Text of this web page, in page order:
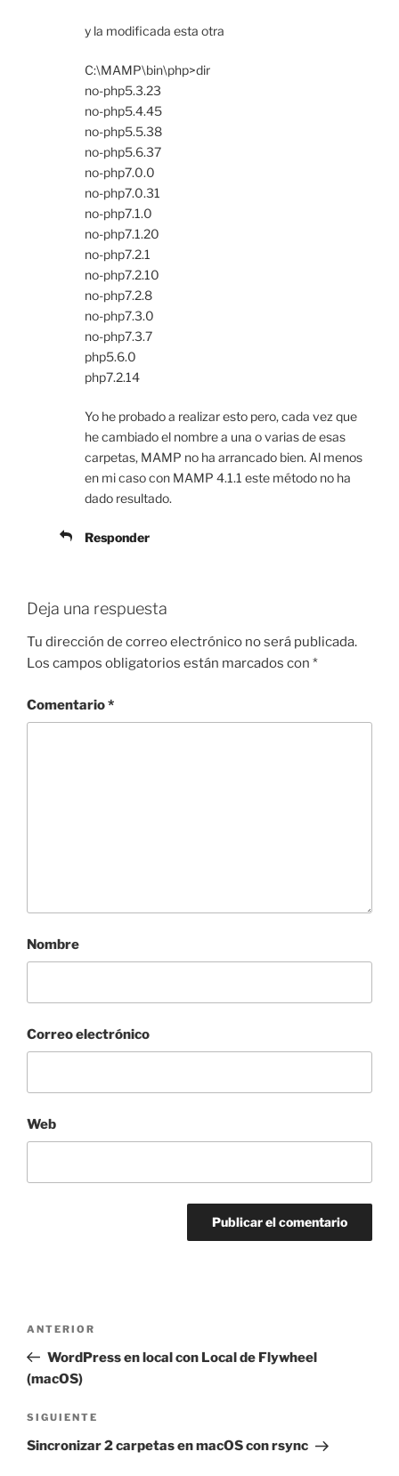
y la modificada esta otra
C:\MAMP\bin\php>dir
no-php5.3.23
no-php5.4.45
no-php5.5.38
no-php5.6.37
no-php7.0.0
no-php7.0.31
no-php7.1.0
no-php7.1.20
no-php7.2.1
no-php7.2.10
no-php7.2.8
no-php7.3.0
no-php7.3.7
php5.6.0
php7.2.14
Yo he probado a realizar esto pero, cada vez que
he cambiado el nombre a una o varias de esas
carpetas, MAMP no ha arrancado bien. Al menos
en mi caso con MAMP 4.1.1 este método no ha
dado resultado.
Responder
Deja una respuesta
Tu dirección de correo electrónico no será publicada.
Los campos obligatorios están marcados con *
Comentario*
Nombre
Correo electrónico
Web
entradas
Entrada
anterior:
ANTERIOR
WordPress en local con Local de Flywheel
(macOS)
Siguiente
entrada
SIGUIENTE
Sincronizar 2 carpetas en macOS con rsync